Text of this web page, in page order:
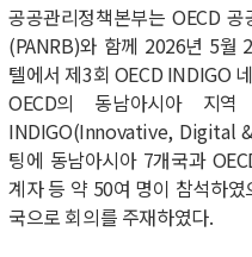
공공관리정책본부는OECD공
(PANRB)와 함께 2026년 5월
텔에서 제3회 OECD INDIGO
OECD의 동남아시아 지역
INDIGO(Innovative, Digital
팅에 동남아시아7개국과
계자 등 약 50여 명이 참석하였
국으로 회의를 주재하였다.